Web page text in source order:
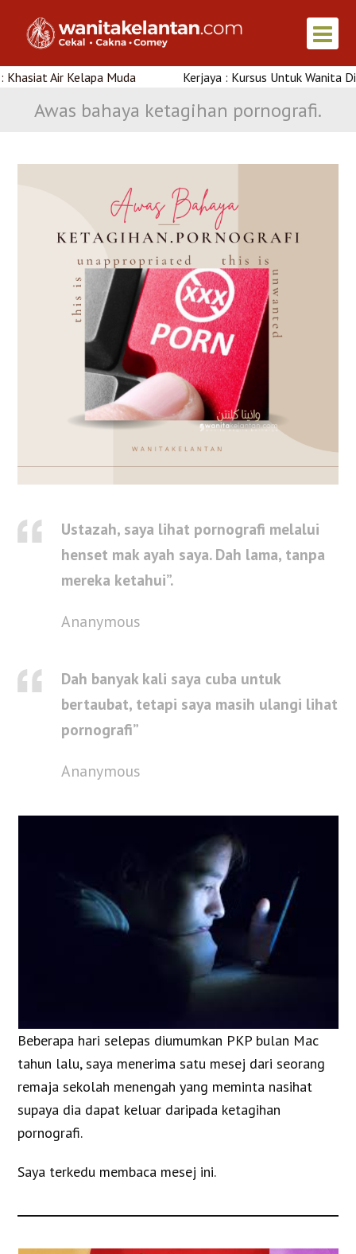
Kelapa Muda Kerjaya : Kursus Untuk Wanita Di
Awas bahaya ketagihan pornografi.
Ustazah, saya lihat pornografi melalui
henset mak ayah saya. Dah lama, tanpa
mereka ketahui”.
Ananymous
Dah banyak kali saya cuba untuk
bertaubat, tetapi saya masih ulangi lihat
pornografi”
Ananymous
Beberapa hari selepas diumumkan PKP bulan Mac
tahun lalu, saya menerima satu mesej dari seorang
remaja sekolah menengah yang meminta nasihat
supaya dia dapat keluar daripada ketagihan
pornografi.
Saya terkedu membaca mesej ini.